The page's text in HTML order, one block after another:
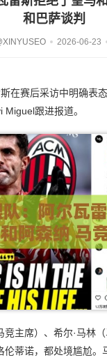
和巴萨谈判
2026-06-23
在赛后采访中明确表
跟进报道。
竞主席）、希尔·马林
伦蒂诺，都处境尴尬。